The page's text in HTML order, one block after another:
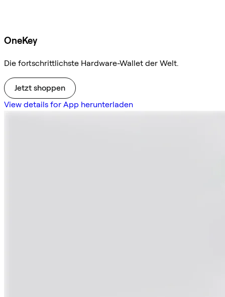
OneKey
Die fortschrittlichste Hardware-Wallet der Welt.
Jetzt shoppen
View details for App herunterladen